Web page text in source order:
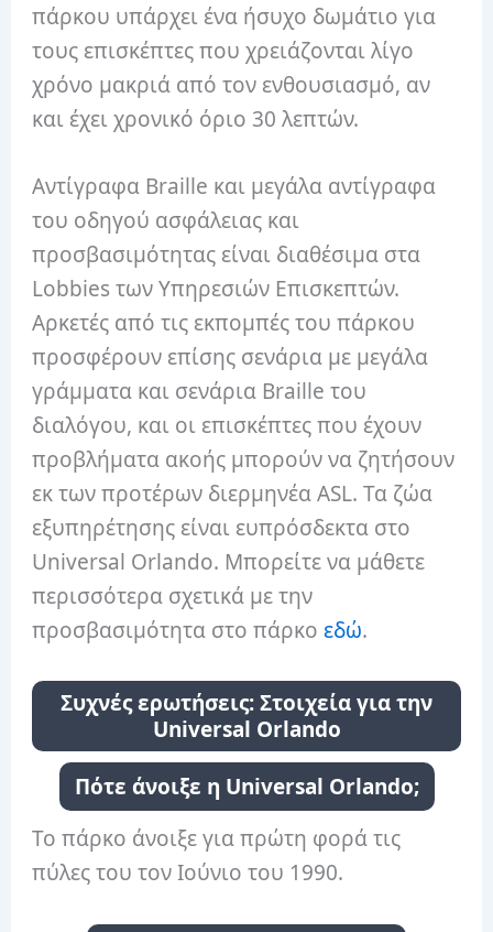
πάρκου υπάρχει ένα ήσυχο δωμάτιο για
τους επισκέπτες που χρειάζονται λίγο
χρόνο μακριά από τον ενθουσιασμό, αν
και έχει χρονικό όριο 30 λεπτών.
Αντίγραφα Braille και μεγάλα αντίγραφα
του οδηγού ασφάλειας και
προσβασιμότητας είναι διαθέσιμα στα
Lobbies των Υπηρεσιών Επισκεπτών.
Αρκετές από τις εκπομπές του πάρκου
προσφέρουν επίσης σενάρια με μεγάλα
γράμματα και σενάρια Braille του
διαλόγου, και οι επισκέπτες που έχουν
προβλήματα ακοής μπορούν να ζητήσουν
εκ των προτέρων διερμηνέα ASL. Τα ζώα
εξυπηρέτησης είναι ευπρόσδεκτα στο
Universal Orlando. Μπορείτε να μάθετε
περισσότερα σχετικά με την
προσβασιμότητα στο πάρκοεδώ.
Συχνές ερωτήσεις: Στοιχεία για την
Universal Orlando
Πότε άνοιξε η Universal Orlando;
Το πάρκο άνοιξε για πρώτη φορά τις
πύλες του τον Ιούνιο του 1990.